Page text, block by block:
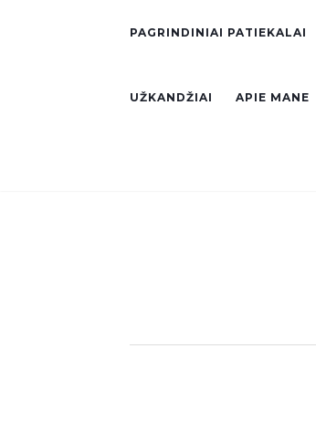
PAGRINDINIAI PATIEKALAI
UŽKANDŽIAI APIE MANE